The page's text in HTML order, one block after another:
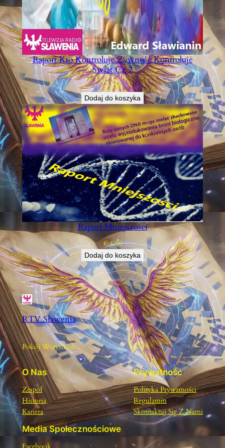
Raport Kto Kontroluje Żywność Kontroluje
Świat Cz 2
€6,00
Dodaj do koszyka
Raport Mniejszości
€4,00
Dodaj do koszyka
RTV Sławenia
Pokój Wszystkim
O Nas
Zespół
Historia
Kariera
Prywatność
Polityka Prywatności
Regulamin
Skontaktuj Się Z Nami
Media Społecznościowe